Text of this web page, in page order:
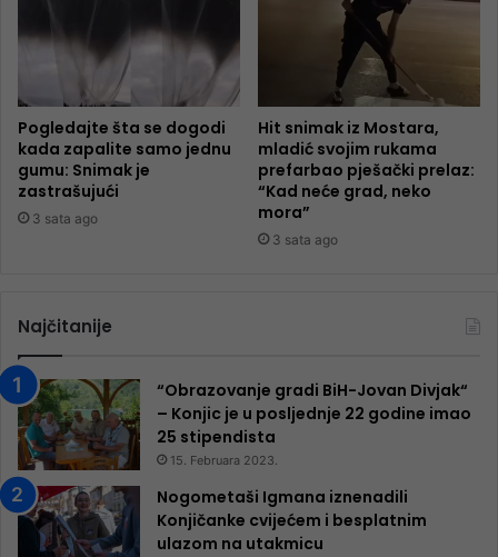
Pogledajte šta se dogodi
kada zapalite samo jednu
gumu: Snimak je
zastrašujući
3 sata ago
Hit snimak iz Mostara,
mladić svojim rukama
prefarbao pješački prelaz:
“Kad neće grad, neko
mora”
3 sata ago
Najčitanije
“Obrazovanje gradi BiH-Jovan Divjak“
– Konjic je u posljednje 22 godine imao
25 ​​stipendista
15. Februara 2023.
Nogometaši Igmana iznenadili
Konjičanke cvijećem i besplatnim
ulazom na utakmicu